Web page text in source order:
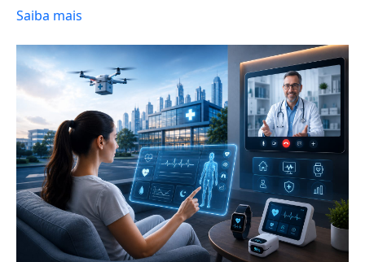
Saiba mais